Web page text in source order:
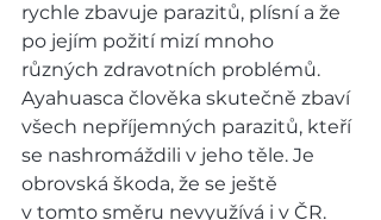
rychle zbavuje parazitů, plísní a že
po jejím požití mizí mnoho
různých zdravotních problémů.
Ayahuasca člověka skutečně zbaví
všech nepříjemných parazitů, kteří
se nashromáždili v jeho těle. Je
obrovská škoda, že se ještě
v tomto směru nevyužívá i v ČR.